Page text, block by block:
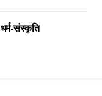
धर्म-संस्कृति